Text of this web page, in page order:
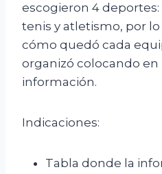
escogieron 4
tenis y atletismo, por
cómo quedó cada
organizó colocando
información.
Indicaciones:
Tabla donde la